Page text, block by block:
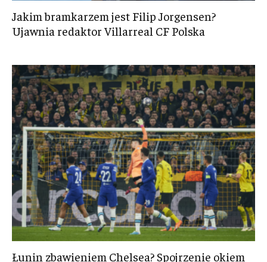
Jakim bramkarzem jest Filip Jorgensen?
Ujawnia redaktor Villarreal CF Polska
Łunin zbawieniem Chelsea? Spojrzenie okiem